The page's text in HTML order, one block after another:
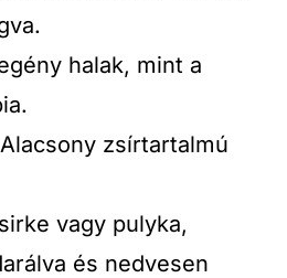
halak, mint a
zsírtartalmú
vagy pulyka,
és nedvesen